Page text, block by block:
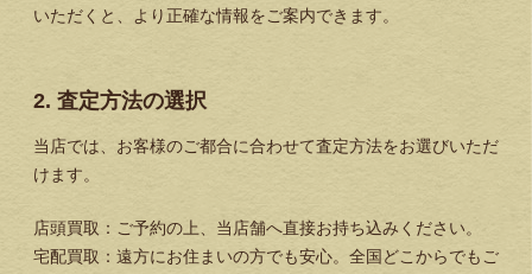
いただくと、より正確な情報をご案内できます。
2. 査定方法の選択
当店では、お客様のご都合に合わせて査定方法をお選びいただ
けます。
店頭買取：ご予約の上、当店舗へ直接お持ち込みください。
宅配買取：遠方にお住まいの方でも安心。全国どこからでもご